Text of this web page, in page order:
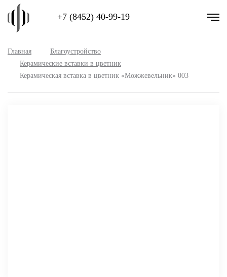
+7 (8452) 40-99-19
Главная
Благоустройство
Керамические вставки в цветник
Керамическая вставка в цветник «Можжевельник» 003